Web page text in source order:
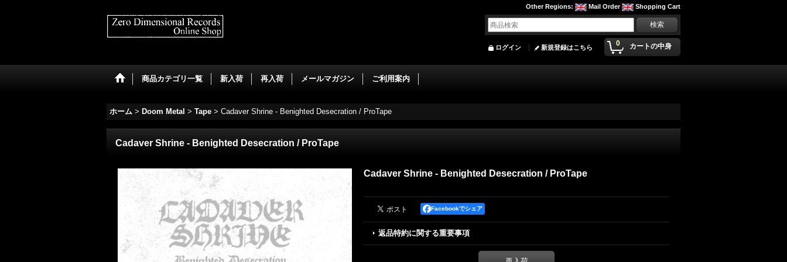
Other Regions: Mail Order Shopping Cart
0 カートの中身
ログイン 新規登録はこちら
商品カテゴリ一覧 新入荷 再入荷 メールマガジン ご利用案内
ホーム > Doom Metal > Tape > Cadaver Shrine - Benighted Desecration / ProTape
Cadaver Shrine - Benighted Desecration / ProTape
Cadaver Shrine - Benighted Desecration / ProTape
Facebookでシェア
返品特約に関する重要事項